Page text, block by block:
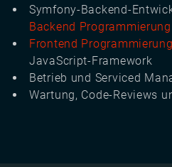
Symfony-Backend-
Backend Programmierung
Frontend Programmierung
JavaScript-Framework
Betrieb und Serviced
Wartung, Code-Reviews